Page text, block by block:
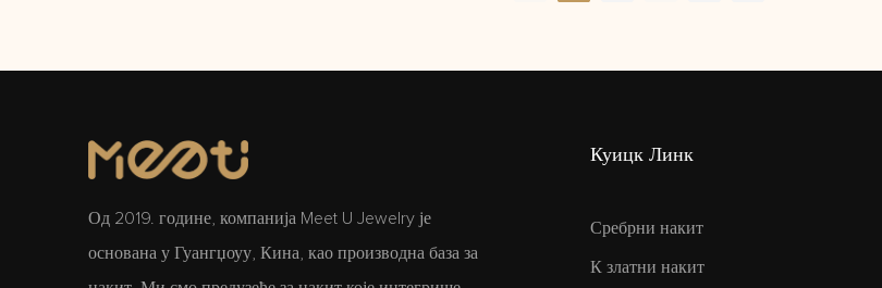
Од 2019. године, компанија Meet U Jewelry је
основана у Гуангџоуу, Кина, као производна база за
Куицк Линк
Сребрни накит
К златни накит